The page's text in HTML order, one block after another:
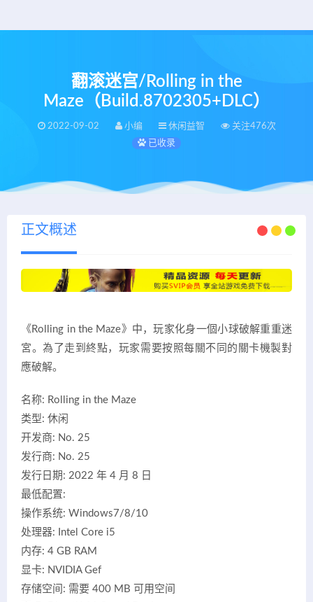
翻滚迷宫/Rolling in the
Maze（Build.8702305+DLC）
2022-09-02 小编 休闲益智
关注476次
已收录
正文概述
《Rolling in the Maze》中，玩家化身一個小球破解重重迷
宮。為了走到終點，玩家需要按照每關不同的關卡機製對
應破解。
名称: Rolling in the Maze
类型: 休闲
开发商: No. 25
发行商: No. 25
发行日期: 2022 年 4 月 8 日
最低配置:
操作系统: Windows7/8/10
处理器: Intel Core i5
内存: 4 GB RAM
显卡: NVIDIA Gef
存储空间: 需要 400 MB 可用空间